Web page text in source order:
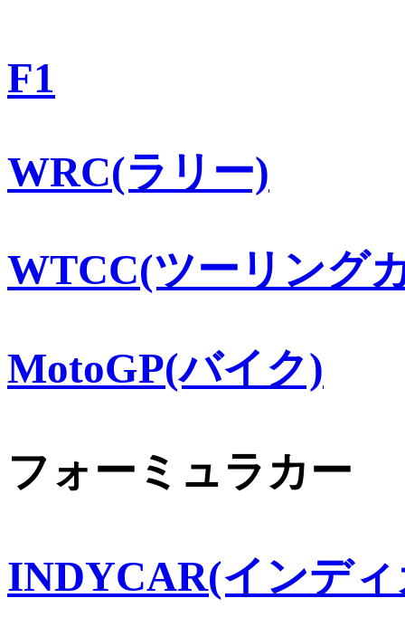
F1
WRC(ラリー)
WTCC(ツーリング
MotoGP(バイク)
フォーミュラカー
INDYCAR(インデ